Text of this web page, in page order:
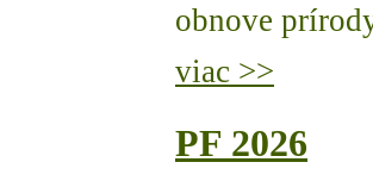
obnove
viac >>
PF 2026